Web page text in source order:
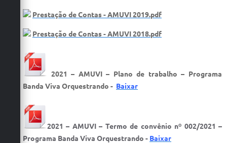
Prestação de Contas - AMUVI 2019.pdf
Prestação de Contas - AMUVI 2018.pdf
2021 – AMUVI – Plano de trabalho – Programa
Banda Viva Orquestrando - Baixar
2021 – AMUVI – Termo de convênio nº 002/2021 –
Programa Banda Viva Orquestrando​ - Baixar